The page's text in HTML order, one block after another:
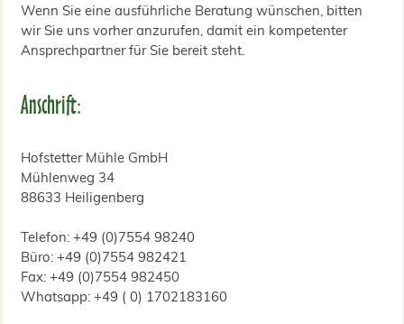
Wenn Sie eine ausführliche Beratung wünschen, bitten
wir Sie uns vorher anzurufen, damit ein kompetenter
Ansprechpartner für Sie bereit steht.
Anschrift:
Hofstetter Mühle GmbH
Mühlenweg 34
88633 Heiligenberg
Telefon: +49 (0)7554 98240
Büro: +49 (0)7554 982421
Fax: +49 (0)7554 982450
Whatsapp: +49 ( 0) 1702183160